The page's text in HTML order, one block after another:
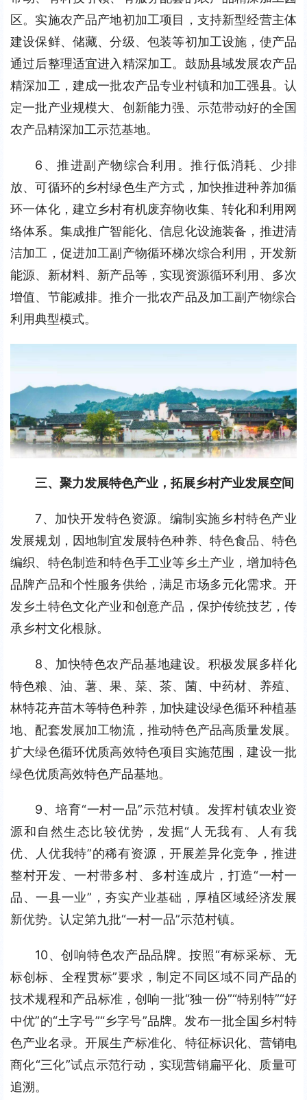
区。实施农产品产地初加工项目，支持新型经营主体
建设保鲜、储藏、分级、包装等初加工设施，使产品
通过后整理适宜进入精深加工。鼓励县域发展农产品
精深加工，建成一批农产品专业村镇和加工强县。认
定一批产业规模大、创新能力强、示范带动好的全国
农产品精深加工示范基地。
6、推进副产物综合利用。推行低消耗、少排
放、可循环的乡村绿色生产方式，加快推进种养加循
环一体化，建立乡村有机废弃物收集、转化和利用网
络体系。集成推广智能化、信息化设施装备，推进清
洁加工，促进加工副产物循环梯次综合利用，开发新
能源、新材料、新产品等，实现资源循环利用、多次
增值、节能减排。推介一批农产品及加工副产物综合
利用典型模式。
三、聚力发展特色产业，拓展乡村产业发展空间
7、加快开发特色资源。编制实施乡村特色产业
发展规划，因地制宜发展特色种养、特色食品、特色
编织、特色制造和特色手工业等乡土产业，增加特色
品牌产品和个性服务供给，满足市场多元化需求。开
发乡土特色文化产业和创意产品，保护传统技艺，传
承乡村文化根脉。
8、加快特色农产品基地建设。积极发展多样化
特色粮、油、薯、果、菜、茶、菌、中药材、养殖、
林特花卉苗木等特色种养，加快建设绿色循环种植基
地、配套发展加工物流，推动特色产品高质量发展。
扩大绿色循环优质高效特色项目实施范围，建设一批
绿色优质高效特色产品基地。
9、培育“一村一品”示范村镇。发挥村镇农业资
源和自然生态比较优势，发掘“人无我有、人有我
优、人优我特”的稀有资源，开展差异化竞争，推进
整村开发、一村带多村、多村连成片，打造“一村一
品、一县一业”，夯实产业基础，厚植区域经济发展
新优势。认定第九批“一村一品”示范村镇。
10、创响特色农产品品牌。按照“有标采标、无
标创标、全程贯标”要求，制定不同区域不同产品的
技术规程和产品标准，创响一批“独一份”“特别特”“好
中优”的“土字号”“乡字号”品牌。发布一批全国乡村特
色产业名录。开展生产标准化、特征标识化、营销电
商化“三化”试点示范行动，实现营销扁平化、质量可
追溯。